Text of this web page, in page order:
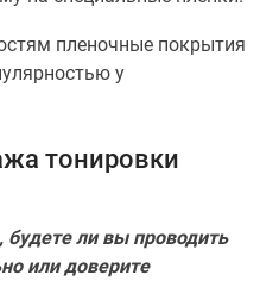
пленочные покрытия
у
тонировки
будете ли вы проводить
или доверите